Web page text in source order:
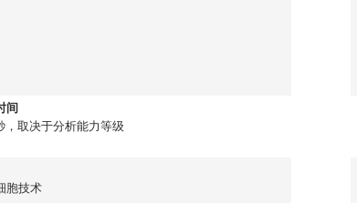
间
，取决于分析能力等级
胞技术